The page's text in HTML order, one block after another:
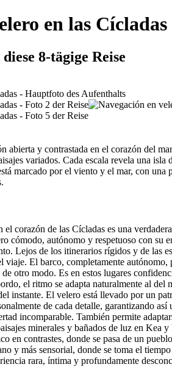
en las Cícladas
8-tägige Reise
abierta y contrastada en el corazón del
variados. Cada escala revela una
marcado por el viento y el mar, con
el corazón de las Cícladas es una
cómodo, autónomo y respetuoso con
Lejos de los itinerarios rígidos y de las
viaje. El barco, completamente
otro modo. Es en estos lugares
el ritmo se adapta naturalmente al
instante. El velero está llevado por un
de cada detalle, garantizando
incomparable. También permite
minerales y bañados de luz en
en contrastes, donde se pasa de un
y más sensorial, donde se toma el
rara, íntima y profundamente